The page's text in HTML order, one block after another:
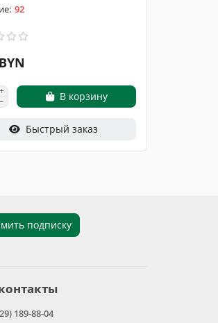
92
В корзину
Быстрый заказ
подписку
189-88-04